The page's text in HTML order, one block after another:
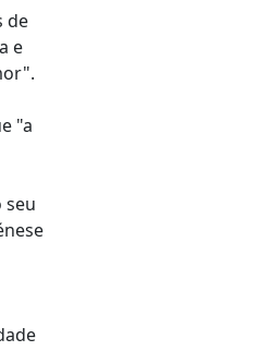
de
e
"a
seu